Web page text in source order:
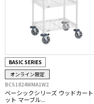
BASIC SERIES
オンライン限定
BCS1824WMA1W2
ベーシックシリーズ ウッドカー
ット マーブル...